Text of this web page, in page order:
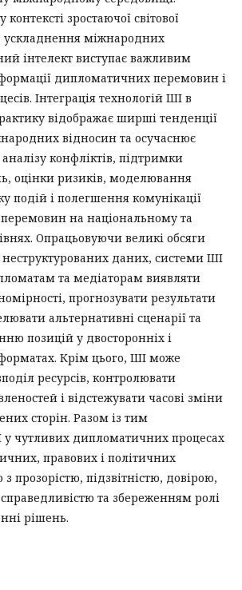
зростаючої світової
ускладнення міжнародних
інтелект виступає важливим
дипломатичних перемовин і
Інтеграція технологій ШІ в
відображає ширші тенденції
відносин та осучаснює
конфліктів, підтримки
оцінки ризиків, моделювання
подій і полегшення комунікації
на національному та
Опрацьовуючи великі обсяги
неструктурованих даних, системи ШІ
та медіаторам виявляти
прогнозувати результати
альтернативні сценарії та
позицій у двосторонніх і
Крім цього, ШІ може
ресурсів, контролювати
і відстежувати часові зміни
сторін. Разом із тим
чутливих дипломатичних процесах
правових і політичних
прозорістю, підзвітністю, довірою,
та збереженням ролі
рішень.